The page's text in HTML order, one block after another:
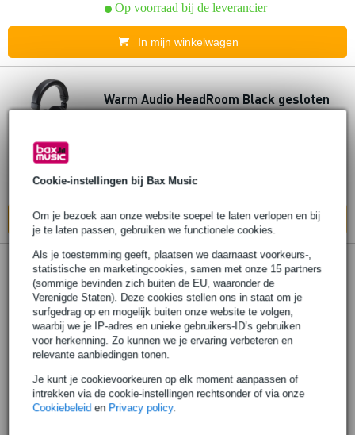
Cookie-instellingen bij Bax Music
Om je bezoek aan onze website soepel te laten verlopen en bij
je te laten passen, gebruiken we functionele cookies.
Als je toestemming geeft, plaatsen we daarnaast voorkeurs-,
statistische en marketingcookies, samen met onze 15 partners
(sommige bevinden zich buiten de EU, waaronder de
Verenigde Staten). Deze cookies stellen ons in staat om je
surfgedrag op en mogelijk buiten onze website te volgen,
waarbij we je IP-adres en unieke gebruikers-ID’s gebruiken
voor herkenning. Zo kunnen we je ervaring verbeteren en
relevante aanbiedingen tonen.
Je kunt je cookievoorkeuren op elk moment aanpassen of
intrekken via de cookie-instellingen rechtsonder of via onze
Cookiebeleid en Privacy policy.
Op voorraad bij de leverancier
In mijn winkelwagen
Warm Audio HeadRoom Black gesloten
studio hoofdtelefoon
Op voorraad bij de leverancier
In mijn winkelwagen